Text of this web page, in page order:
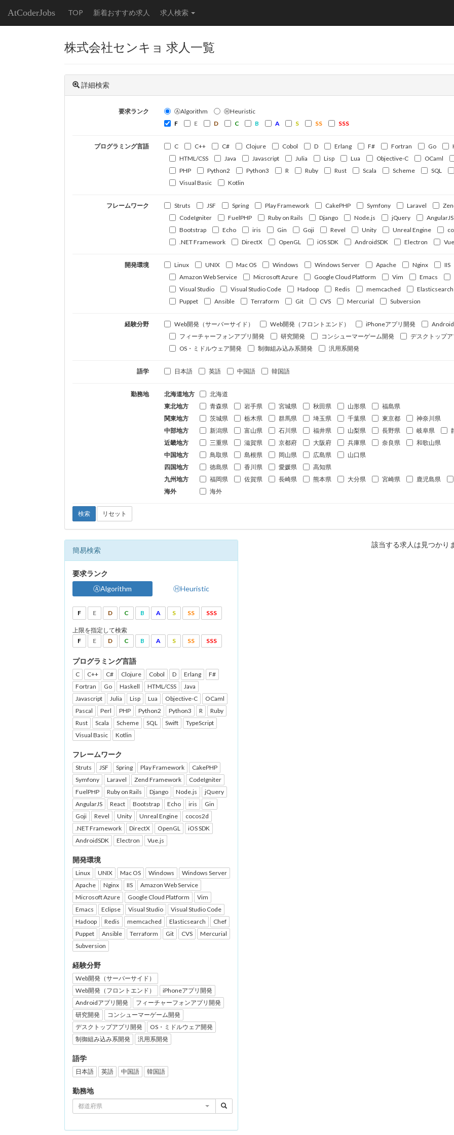
AtCoderJobs TOP 新着おすすめ求人 求人検索
株式会社センキョ 求人一覧
詳細検索
要求ランク ⒶAlgorithm
ⒽHeuristic
F
E D C B A S SS SSS
プログラミング言語 C C++ C# Clojure Cobol D Erlang F# Fortran Go
HTML/CSS
Java Javascript Julia Lisp Lua Objective-C OCaml
PHP
Python2 Python3 R Ruby Rust Scala Scheme SQL
Visual Basic
Kotlin
フレームワーク Struts JSF Spring Play Framework CakePHP Symfony Laravel
CodeIgniter
FuelPHP Ruby on Rails Django Node.js jQuery AngularJS
Bootstrap
Echo iris Gin Goji Revel Unity Unreal Engine
.NET Framework
DirectX OpenGL iOS SDK AndroidSDK Electron
開発環境 Linux UNIX Mac OS Windows Windows Server Apache Nginx
IIS
Amazon Web Service
Microsoft Azure Google Cloud Platform Vim Emacs
Visual Studio
Visual Studio Code Hadoop Redis memcached Elasticsearch
Puppet
Ansible Terraform Git CVS Mercurial Subversion
経験分野 Web開発（サーバーサイド） Web開発（フロントエンド） iPhoneアプリ開発
フィーチャーフォンアプリ開発
研究開発 コンシューマーゲーム開発
デスクトップ
OS・ミドルウェア開発
制御組み込み系開発 汎用系開発
語学 日本語 英語 中国語 韓国語
勤務地 北海道地方
北海道
東北地方
青森県 岩手県 宮城県 秋田県 山形県
福島県
関東地方
茨城県 栃木県 群馬県 埼玉県 千葉県 東京都
神奈川県
中部地方
新潟県 富山県 石川県 福井県 山梨県 長野県 岐阜県
近畿地方
三重県 滋賀県 京都府 大阪府 兵庫県 奈良県
和歌山県
中国地方
鳥取県 島根県 岡山県 広島県
山口県
四国地方
徳島県 香川県 愛媛県
高知県
九州地方
福岡県 佐賀県 長崎県 熊本県 大分県 宮崎県 鹿児島県
海外
海外
検索 リセット
簡易検索
要求ランク
ⒶAlgorithm
ⒽHeuristic
F E D C B A S SS SSS
上限を指定して検索
F
E D C B A S SS SSS
プログラミング言語
C C++ C# Clojure Cobol D Erlang
F#
Fortran
Go Haskell HTML/CSS
Java
Javascript
Julia Lisp Lua Objective-C
OCaml
Pascal
Perl PHP Python2 Python3 R
Ruby
Rust
Scala Scheme SQL Swift
TypeScript
Visual Basic
Kotlin
フレームワーク
Struts JSF Spring Play Framework
CakePHP
Symfony
Laravel Zend Framework
CodeIgniter
FuelPHP
Ruby on Rails Django Node.js
jQuery
AngularJS
React Bootstrap Echo iris
Gin
Goji
Revel Unity Unreal Engine
cocos2d
.NET Framework
DirectX OpenGL
iOS SDK
AndroidSDK
Electron Vue.js
開発環境
Linux UNIX Mac OS Windows
Windows Server
Apache
Nginx IIS
Amazon Web Service
Microsoft Azure
Google Cloud Platform
Vim
Emacs
Eclipse Visual Studio
Visual Studio Code
Hadoop
Redis memcached Elasticsearch
Chef
Puppet
Ansible Terraform Git CVS
Mercurial
Subversion
経験分野
Web開発（サーバーサイド）
Web開発（フロントエンド）
iPhoneアプリ開発
Androidアプリ開発
フィーチャーフォンアプリ開発
研究開発
コンシューマーゲーム開発
デスクトップアプリ開発
OS・ミドルウェア開発
制御組み込み系開発
汎用系開発
語学
日本語 英語 中国語 韓国語
勤務地
都道府県
該当する求人は見つかり